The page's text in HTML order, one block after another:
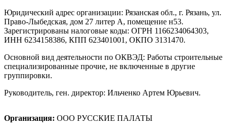
Юридический адрес организации: Рязанская обл., г. Рязань, ул.
Право-Лыбедская, дом 27 литер А, помещение н53.
Зарегистрированы налоговые коды: ОГРН 1166234064303,
ИНН 6234158386, КПП 623401001, ОКПО 3131470.
Основной вид деятельности по ОКВЭД: Работы строительные
специализированные прочие, не включенные в другие
группировки.
Руководитель, ген. директор: Ильченко Артем Юрьевич.
Организация: ООО РУССКИЕ ПАЛАТЫ